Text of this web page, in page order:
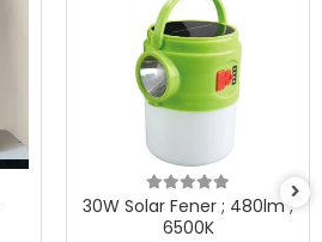
30W Solar Fener ; 480lm ;
6500K